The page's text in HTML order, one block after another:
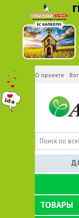
О проекте
ТОВАРЫ